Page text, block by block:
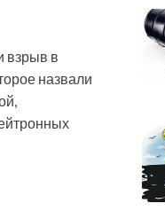
взрыв в
назвали